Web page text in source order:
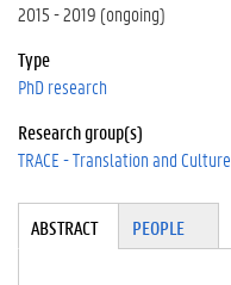
2015 - 2019 (ongoing)
Type
PhD research
Research group(s)
TRACE - Translation and Culture
Tabgroup
ABSTRACT(A
PEOPLE